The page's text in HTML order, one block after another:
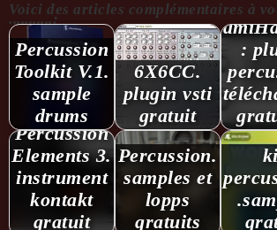
Voici des articles complémentaires à
...........:
Percussion
Toolkit V.1.
sample
drums
6X6CC.
plugin vsti
gratuit
:
Percussion
Elements 3.
instrument
kontakt
gratuit
Percussion.
samples et
lopps
gratuits